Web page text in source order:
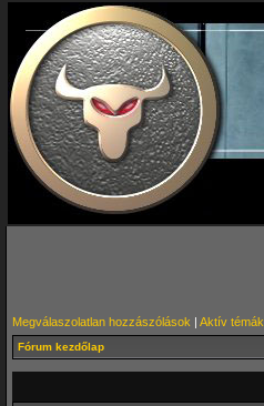
Megválaszolatlan hozzászólások | Aktív témák
Fórum kezdőlap